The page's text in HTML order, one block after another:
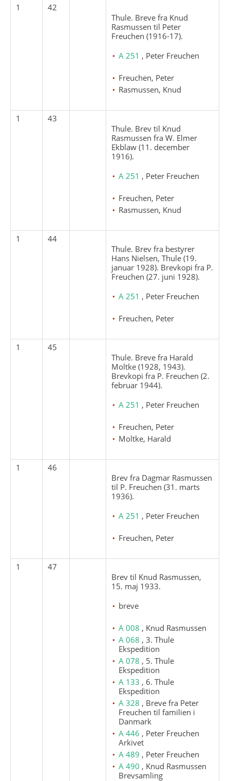
1
42
Thule. Breve fra Knud
Rasmussen til Peter
Freuchen (1916-17).
A 251 , Peter Freuchen
Freuchen, Peter
Rasmussen, Knud
1
43
Thule. Brev til Knud
Rasmussen fra W. Elmer
Ekblaw (11. december
1916).
A 251 , Peter Freuchen
Freuchen, Peter
Rasmussen, Knud
1
44
Thule. Brev fra bestyrer
Hans Nielsen, Thule (19.
januar 1928). Brevkopi fra P.
Freuchen (27. juni 1928).
A 251 , Peter Freuchen
Freuchen, Peter
1
45
Thule. Breve fra Harald
Moltke (1928, 1943).
Brevkopi fra P. Freuchen (2.
februar 1944).
A 251 , Peter Freuchen
Freuchen, Peter
Moltke, Harald
1
46
Brev fra Dagmar Rasmussen
til P. Freuchen (31. marts
1936).
A 251 , Peter Freuchen
Freuchen, Peter
1
47
Brev til Knud Rasmussen,
15. maj 1933.
breve
A 008 , Knud Rasmussen
A 068 , 3. Thule
Ekspedition
A 078 , 5. Thule
Ekspedition
A 133 , 6. Thule
Ekspedition
A 328 , Breve fra Peter
Freuchen til familien i
Danmark
A 446 , Peter Freuchen
Arkivet
A 489 , Peter Freuchen
A 490 , Knud Rasmussen
Brevsamling